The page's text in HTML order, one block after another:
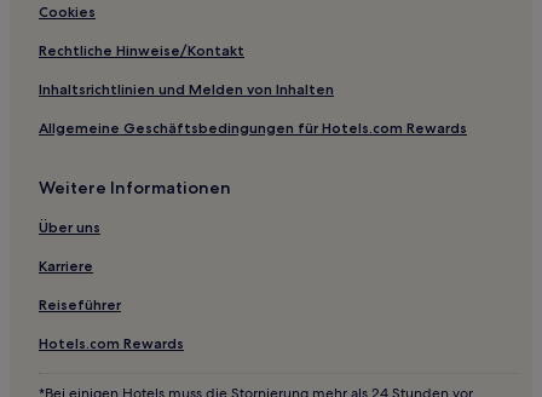
Cookies
Rechtliche Hinweise/Kontakt
Inhaltsrichtlinien und Melden von Inhalten
Allgemeine Geschäftsbedingungen für Hotels.com Rewards
Weitere Informationen
Über uns
Karriere
Reiseführer
Hotels.com Rewards
*Bei einigen Hotels muss die Stornierung mehr als 24 Stunden vor